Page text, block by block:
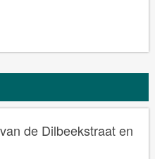
de Dilbeekstraat en